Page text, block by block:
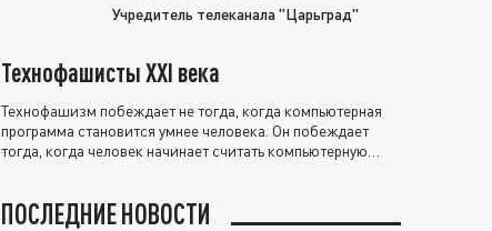
Учредитель телеканала "Царьград"
Технофашисты XXI века
Технофашизм побеждает не тогда, когда компьютерная
программа становится умнее человека. Он побеждает
тогда, когда человек начинает считать компьютерную
ПОСЛЕДНИЕ НОВОСТИ